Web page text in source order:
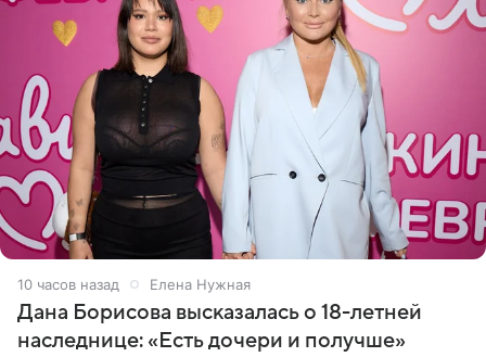
10 часов назад Елена Нужная
Дана Борисова высказалась о 18-летней
наследнице: «Есть дочери и получше»